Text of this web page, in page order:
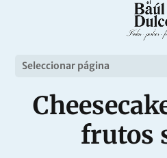
Seleccionar página
frutos